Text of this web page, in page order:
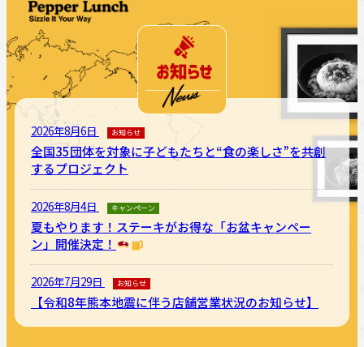
2026年8月6日 お知らせ
全国35団体を対象に子どもたちと“食の楽しさ”を共創
するプロジェクト
2026年8月4日 キャンペーン
夏もやります！ステーキがお得な「お盆キャンペー
ン」開催決定！
2026年7月29日 お知らせ
【令和8年熊本地震に伴う店舗営業状況のお知らせ】